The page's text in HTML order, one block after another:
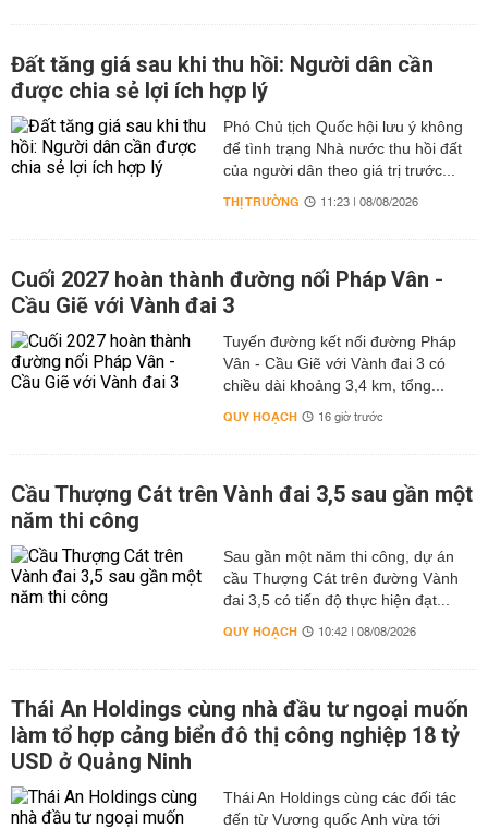
Đất tăng giá sau khi thu hồi: Người dân cần
được chia sẻ lợi ích hợp lý
Phó Chủ tịch Quốc hội lưu ý không
để tình trạng Nhà nước thu hồi đất
của người dân theo giá trị trước...
THỊ TRƯỜNG 11:23 | 08/08/2026
Cuối 2027 hoàn thành đường nối Pháp Vân -
Cầu Giẽ với Vành đai 3
Tuyến đường kết nối đường Pháp
Vân - Cầu Giẽ với Vành đai 3 có
chiều dài khoảng 3,4 km, tổng...
QUY HOẠCH 16 giờ trước
Cầu Thượng Cát trên Vành đai 3,5 sau gần một
năm thi công
Sau gần một năm thi công, dự án
cầu Thượng Cát trên đường Vành
đai 3,5 có tiến độ thực hiện đạt...
QUY HOẠCH 10:42 | 08/08/2026
Thái An Holdings cùng nhà đầu tư ngoại muốn
làm tổ hợp cảng biển đô thị công nghiệp 18 tỷ
USD ở Quảng Ninh
Thái An Holdings cùng các đối tác
đến từ Vương quốc Anh vừa tới